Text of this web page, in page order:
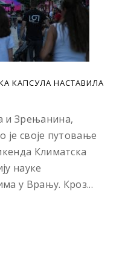
КАПСУЛА НАСТАВИЛА
и Зрењанина,
је своје путовање
Климатска
науке
у Врању. Кроз...